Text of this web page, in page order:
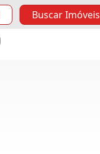
Buscar Imóveis